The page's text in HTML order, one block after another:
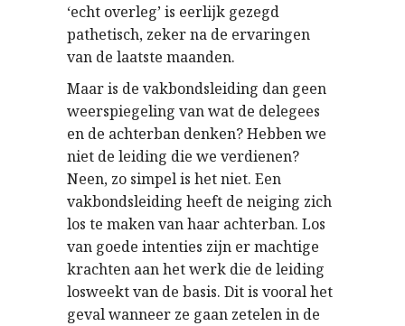
‘echt overleg’ is eerlijk gezegd
pathetisch, zeker na de ervaringen
van de laatste maanden.
Maar is de vakbondsleiding dan geen
weerspiegeling van wat de delegees
en de achterban denken? Hebben we
niet de leiding die we verdienen?
Neen, zo simpel is het niet. Een
vakbondsleiding heeft de neiging zich
los te maken van haar achterban. Los
van goede intenties zijn er machtige
krachten aan het werk die de leiding
losweekt van de basis. Dit is vooral het
geval wanneer ze gaan zetelen in de